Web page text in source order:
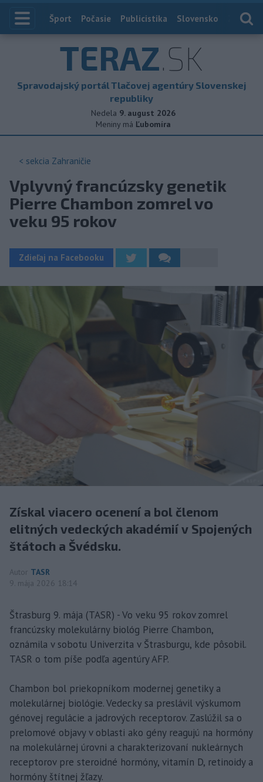
Index
Šport Počasie Publicistika Slovensko
TERAZ.SK
Spravodajský portál Tlačovej agentúry Slovenskej
republiky
Nedela 9. august 2026
Meniny má Ľubomíra
< sekcia Zahraničie
Vplyvný francúzsky genetik
Pierre Chambon zomrel vo
veku 95 rokov
Zdieľaj na Facebooku
Získal viacero ocenení a bol členom
elitných vedeckých akadémií v Spojených
štátoch a Švédsku.
Autor TASR
9. mája 2026 18:14
Štrasburg 9. mája (TASR) - Vo veku 95 rokov zomrel
francúzsky molekulárny biológ Pierre Chambon,
oznámila v sobotu Univerzita v Štrasburgu, kde pôsobil.
TASR o tom píše podľa agentúry AFP.
Chambon bol priekopníkom modernej genetiky a
molekulárnej biológie. Vedecky sa preslávil výskumom
génovej regulácie a jadrových receptorov. Zaslúžil sa o
prelomové objavy v oblasti ako gény reagujú na hormóny
na molekulárnej úrovni a charakterizovaní nukleárnych
receptorov pre steroidné hormóny, vitamín D, retinoidy a
hormóny štítnej žľazy.